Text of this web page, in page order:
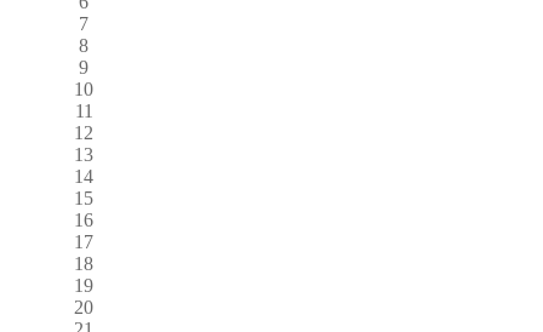
7
8
9
10
11
12
13
14
15
16
17
18
19
20